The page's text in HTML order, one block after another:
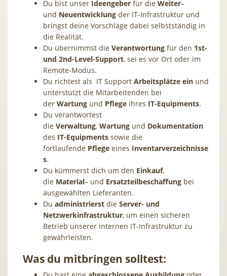
Du bist unser Ideengeber für die Weiter–
und Neuentwicklung der IT-Infrastruktur und
bringst deine Vorschläge dabei selbstständig in
die Realität.
Du übernimmst die Verantwortung für den 1st-
und 2nd-Level-Support, sei es vor Ort oder im
Remote-Modus.
Du richtest als IT Support Arbeitsplätze ein und
unterstützt die Mitarbeitenden bei
der Wartung und Pflege ihres IT-Equipments.
Du verantwortest
die Verwaltung, Wartung und Dokumentation
des IT-Equipments sowie die
fortlaufende Pflege eines Inventarverzeichnisse
s.
Du kümmerst dich um den Einkauf,
die Material– und Ersatzteilbeschaffung bei
ausgewählten Lieferanten.
Du administrierst die Server- und
Netzwerkinfrastruktur, um einen sicheren
Betrieb unserer internen IT-Infrastruktur zu
gewährleisten.
Was du mitbringen solltest: